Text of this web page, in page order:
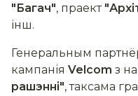
"Багач", праект
інш.
Генеральным
кампанія Velcom з
рашэнні", таксама